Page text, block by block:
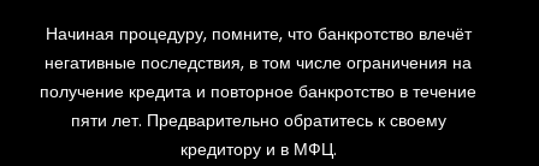
Начиная процедуру, помните, что банкротство влечёт
негативные последствия, в том числе ограничения на
получение кредита и повторное банкротство в течение
пяти лет. Предварительно обратитесь к своему
кредитору и в МФЦ.